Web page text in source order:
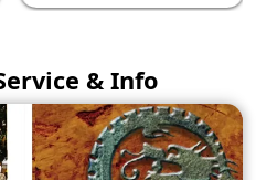
& Info